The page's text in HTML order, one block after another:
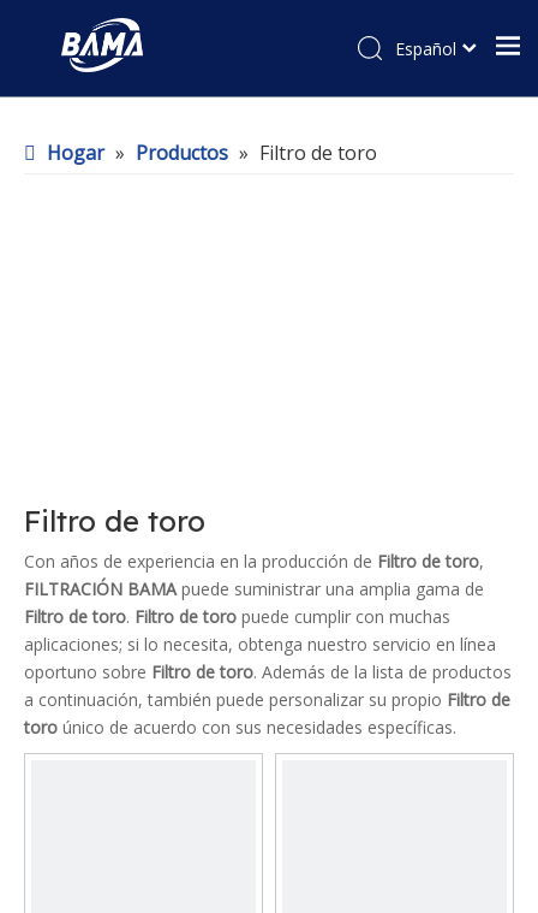
Español
Hogar » Productos » Filtro de toro
Filtro de toro
Con años de experiencia en la producción de Filtro de toro,
FILTRACIÓN BAMApuede suministrar una amplia gama de
Filtro de toro. Filtro de toro puede cumplir con muchas
aplicaciones; si lo necesita, obtenga nuestro servicio en línea
oportuno sobre Filtro de toro. Además de la lista de productos
a continuación, también puede personalizar su propio Filtro de
toro único de acuerdo con sus necesidades específicas.